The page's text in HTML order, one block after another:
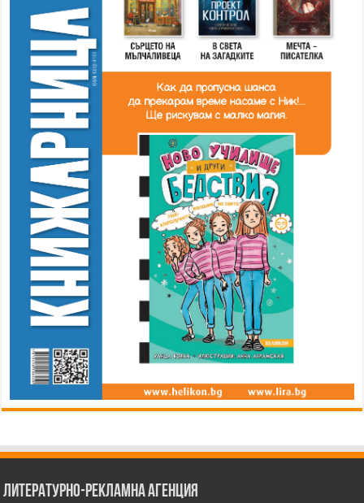
Литературно-рекламна агенция